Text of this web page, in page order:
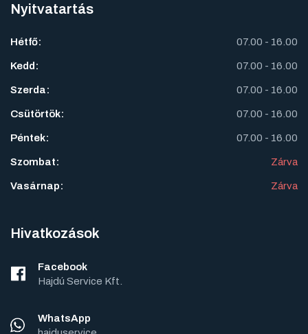
Nyitvatartás
Hétfő: 07.00 - 16.00
Kedd: 07.00 - 16.00
Szerda: 07.00 - 16.00
Csütörtök: 07.00 - 16.00
Péntek: 07.00 - 16.00
Szombat: Zárva
Vasárnap: Zárva
Hivatkozások
Facebook
Hajdú Service Kft.
WhatsApp